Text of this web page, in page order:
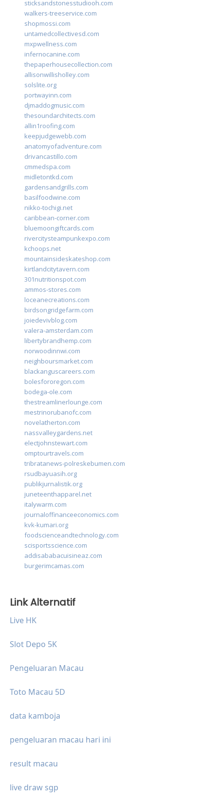
sticksandstonesstudiooh.com
walkers-treeservice.com
shopmossi.com
untamedcollectivesd.com
mxpwellness.com
infernocanine.com
thepaperhousecollection.com
allisonwillisholley.com
solslite.org
portwayinn.com
djmaddogmusic.com
thesoundarchitects.com
allin1roofing.com
keepjudgewebb.com
anatomyofadventure.com
drivancastillo.com
cmmedspa.com
midletontkd.com
gardensandgrills.com
basilfoodwine.com
nikko-tochigi.net
caribbean-corner.com
bluemoongiftcards.com
rivercitysteampunkexpo.com
kchoops.net
mountainsideskateshop.com
kirtlandcitytavern.com
301nutritionspot.com
ammos-stores.com
loceanecreations.com
birdsongridgefarm.com
joiedevivblog.com
valera-amsterdam.com
libertybrandhemp.com
norwoodinnwi.com
neighboursmarket.com
blackanguscareers.com
bolesfororegon.com
bodega-ole.com
thestreamlinerlounge.com
mestrinorubanofc.com
novelatherton.com
nassvalleygardens.net
electjohnstewart.com
omptourtravels.com
tribratanews-polreskebumen.com
rsudbayuasih.org
publikjurnalistik.org
juneteenthapparel.net
italywarm.com
journaloffinanceeconomics.com
kvk-kumari.org
foodscienceandtechnology.com
scisportsscience.com
addisababacuisineaz.com
burgerimcamas.com
Link Alternatif
Live HK
Slot Depo 5K
Pengeluaran Macau
Toto Macau 5D
data kamboja
pengeluaran macau hari ini
result macau
live draw sgp